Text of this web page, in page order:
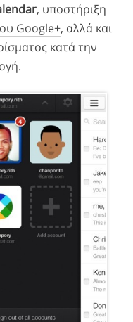
, υποστήριξη
Google+, αλλά και
κατά την